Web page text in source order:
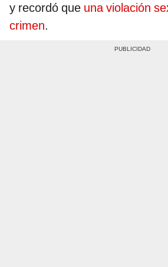
y recordó que una violación
crimen.